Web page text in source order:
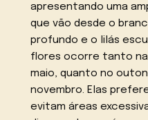
apresentando uma
que vão desde o
profundo e o lilás
flores ocorre tanto na
maio, quanto no
novembro. Elas
evitam áreas